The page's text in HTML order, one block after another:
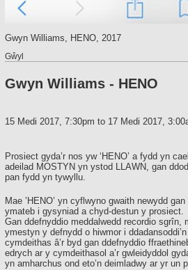
Gwyn Williams, HENO, 2017
Gŵyl
Gwyn Williams - HENO
15 Medi 2017, 7:30pm to 17 Medi 2017,
Prosiect gyda’r nos yw ‘HENO’ a fydd yn
adeilad MOSTYN yn ystod LLAWN, gan
pan fydd yn tywyllu.
Mae ’HENO’ yn cyflwyno gwaith newydd
ymateb i gysyniad a chyd-destun y prosiect.
Gan ddefnyddio meddalwedd recordio sgrîn,
ymestyn y defnydd o hiwmor i
cymdeithas â’r byd gan ddefnyddio
edrych ar y cymdeithasol a’r gwleidyddol
yn amharchus ond eto’n deimladwy ar yr un